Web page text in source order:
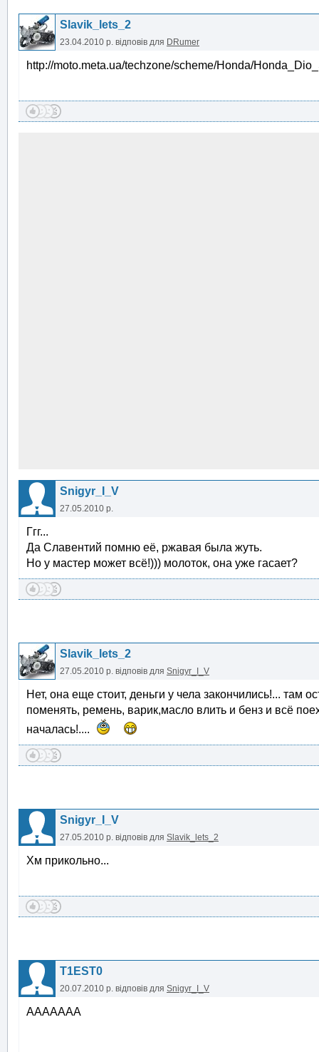
Slavik_lets_2
23.04.2010 р. відповів для DRumer
http://moto.meta.ua/techzone/scheme/Honda/
Snigyr_I_V
27.05.2010 р.
Ггг...
Да Славентий помню её, ржавая была жуть.
Но у мастер может всё!))) молоток, она уже гасает?
Slavik_lets_2
27.05.2010 р. відповів для Snigyr_I_V
Нет, она еще стоит, деньги у чела закончились!... там
поменять, ремень, варик,масло влить и бенз и всё
началась!....
Snigyr_I_V
27.05.2010 р. відповів для Slavik_lets_2
Хм прикольно...
T1EST0
20.07.2010 р. відповів для Snigyr_I_V
ААААААА